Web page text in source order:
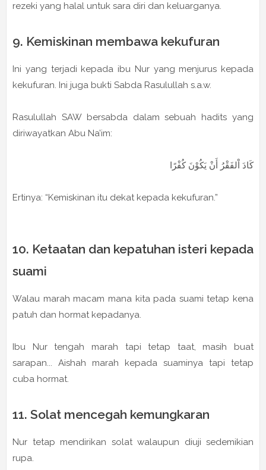
rezeki yang halal untuk sara diri dan keluarganya.
9. Kemiskinan membawa kekufuran
Ini yang terjadi kepada ibu Nur yang menjurus kepada
kekufuran. Ini juga bukti Sabda Rasulullah s.a.w.
Rasulullah SAW bersabda dalam sebuah hadits yang
diriwayatkan Abu Na’im:
كَادَ اْلفَقْرُ أَنْ يَكُوْنَ كُفْرًا
Ertinya: “Kemiskinan itu dekat kepada kekufuran.”
10. Ketaatan dan kepatuhan isteri kepada
suami
Walau marah macam mana kita pada suami tetap kena
patuh dan hormat kepadanya.
Ibu Nur tengah marah tapi tetap taat, masih buat
sarapan... Aishah marah kepada suaminya tapi tetap
cuba hormat.
11. Solat mencegah kemungkaran
Nur tetap mendirikan solat walaupun diuji sedemikian
rupa.